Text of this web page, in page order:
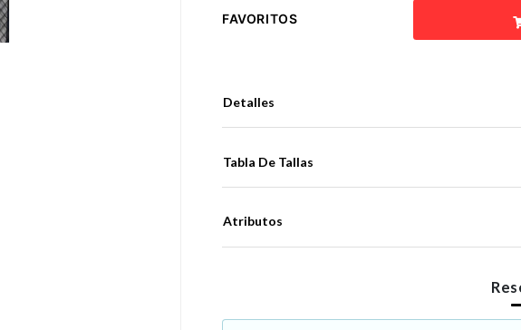
FAVORITOS
Detalles
Tabla De Tallas
Atributos